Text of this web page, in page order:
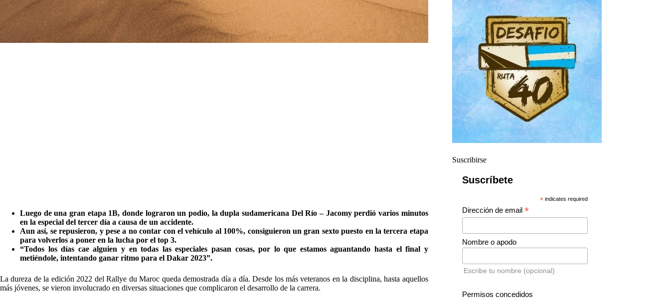
Luego de una gran etapa 1B, donde lograron un podio, la dupla sudamericana Del Río – Jacomy perdió varios minutos
en la especial del tercer día a causa de un accidente.
Aun así, se repusieron, y pese a no contar con el vehículo al 100%, consiguieron un gran sexto puesto en la tercera etapa
para volverlos a poner en la lucha por el top 3.
“Todos los días cae alguien y en todas las especiales pasan cosas, por lo que estamos aguantando hasta el final y
metiéndole, intentando ganar ritmo para el Dakar 2023”.
La dureza de la edición 2022 del Rallye du Maroc queda demostrada día a día. Desde los más veteranos en la disciplina, hasta aquellos
más jóvenes, se vieron involucrado en diversas situaciones que complicaron el desarrollo de la carrera.
Suscribirse
Suscríbete
* indicates required
Dirección de email*
Nombre o apodo
Escribe tu nombre (opcional)
Permisos concedidos